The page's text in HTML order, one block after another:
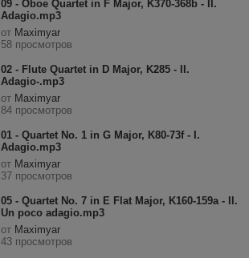
09 - Oboe Quartet in F Major, K370-368b - II.
Adagio.mp3
от Maximyar
58 просмотров
02 - Flute Quartet in D Major, K285 - II.
Adagio-.mp3
от Maximyar
84 просмотров
01 - Quartet No. 1 in G Major, K80-73f - I.
Adagio.mp3
от Maximyar
37 просмотров
05 - Quartet No. 7 in E Flat Major, K160-159a - II.
Un poco adagio.mp3
от Maximyar
43 просмотров